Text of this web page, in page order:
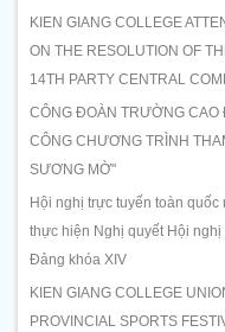
KIEN GIANG COLLEGE
ON THE RESOLUTION OF
14TH PARTY CENTRAL
CÔNG ĐOÀN TRƯỜNG CAO
CÔNG CHƯƠNG TRÌNH
SƯƠNG MỜ"
Hội nghị trực tuyến toàn
thực hiện Nghị quyết Hội
Đảng khóa XIV
KIEN GIANG COLLEGE
PROVINCIAL SPORTS